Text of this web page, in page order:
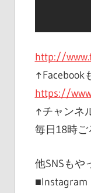
http://
https://
毎日18時
他SNSもや
■Instagram